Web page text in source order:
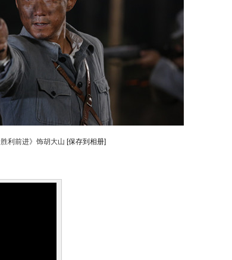
利前进》饰胡大山 [保存到相册]